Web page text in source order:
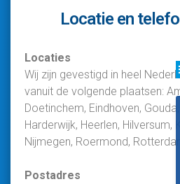
Locatie en
Locaties
Wij zijn gevestigd in heel
vanuit de volgende plaatsen:
Doetinchem, Eindhoven, Gouda,
Harderwijk, Heerlen, Hilversum,
Nijmegen, Roermond,
Postadres